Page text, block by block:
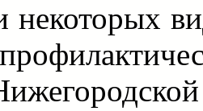
некоторых